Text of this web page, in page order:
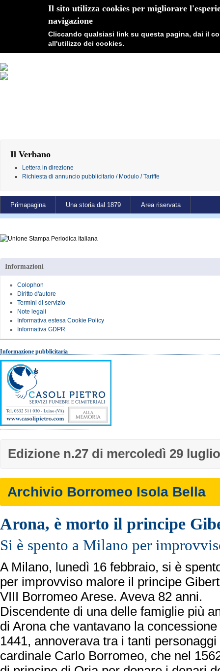
Il sito utilizza cookies per migliorare
navigazione
Cliccando qualsiasi link su questa pagina, dai il
all'utilizzo dei cookies.
Il Verbano
Lettera in direzione
Richiesta di annuncio pubblicitario / Modulo / Tariffe
Primapagina Una storia dal 1879 Area riservata
Informazioni
Colophon
Diritto d'autore
Termini di servizio
Note legali
Informativa estesa Cookie Policy
Informativa GDPR
Informazione pubblicitaria
Edizione n.27 di mercoledì 29
Archivio Borromeo Isola Bella
Arona, è morto il principe
Si è spento a Milano per
A Milano, lunedì 16 febbraio, si è
per improvviso malore il principe
VIII Borromeo Arese. Aveva 82 anni.
Discendente di una delle famiglie più
di Arona che vantavano la
1441, annoverava tra i tanti
cardinale Carlo Borromeo, che nel